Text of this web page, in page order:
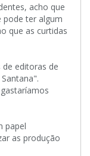
acho que
pode ter algum
que as curtidas
de editoras de
papel
as produção